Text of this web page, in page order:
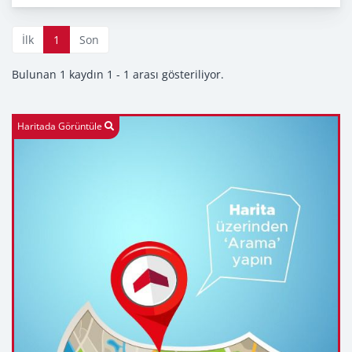
İlk 1 Son
Bulunan 1 kaydın 1 - 1 arası gösteriliyor.
Haritada Görüntüle